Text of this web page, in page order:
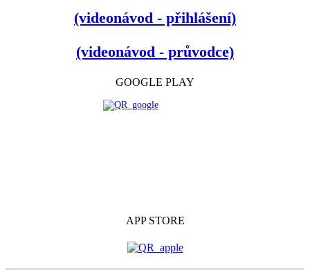
(videonávod - přihlášení)
(videonávod - průvodce)
GOOGLE PLAY
APP STORE